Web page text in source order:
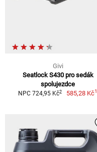
Givi
Seatlock S430 pro sedák
spolujezdce
NPC 724,95 Kč2 585,28 Kč1